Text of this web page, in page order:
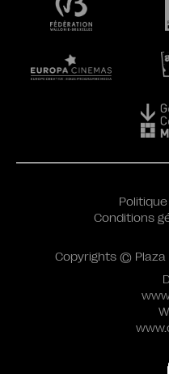
Conditions
Copyrights © Plaza